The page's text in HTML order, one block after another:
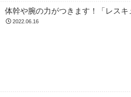
体幹や腕の力がつきます！「レスキ
2022.06.16